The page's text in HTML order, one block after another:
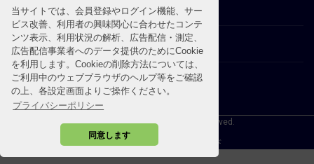
当サイトでは、会員登録やログイン機能、サー
ビス改善、利用者の興味関心に合わせたコンテ
ンツ表示、利用状況の解析、広告配信・測定、
広告配信事業者へのデータ提供のためにCookie
を利用します。Cookieの削除方法については、
ご利用中のウェブブラウザのヘルプ等をご確認
の上、各設定画面よりご操作ください。
プライバシーポリシー
同意します
特商法に基づく表示
プライバシーポリシー
©2026 SOSHINSHA All Rights Reserved.
Powered by 糖尿病リソースガイド